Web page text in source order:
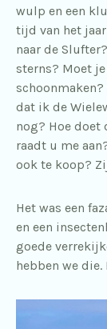
wulp en een
tijd van het
naar de
sterns? Moet
dat ik de
nog? Hoe
raadt u me
ook te koop?
Het was een
en een
goede
hebben we